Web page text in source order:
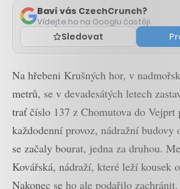
Baví vás CzechCrunch?
Vídejte ho na Googlu častěji.
Sledovat
Na hřebeni Krušných hor, v
metrů, se v devadesátých letech
trať číslo 137 z Chomutova do Vejprt
každodenní provoz, nádražní budovy
se začaly bourat, jedna za druhou.
Kovářská, nádraží, které leží kousek
Nakonec se ho ale podařilo zachránit.